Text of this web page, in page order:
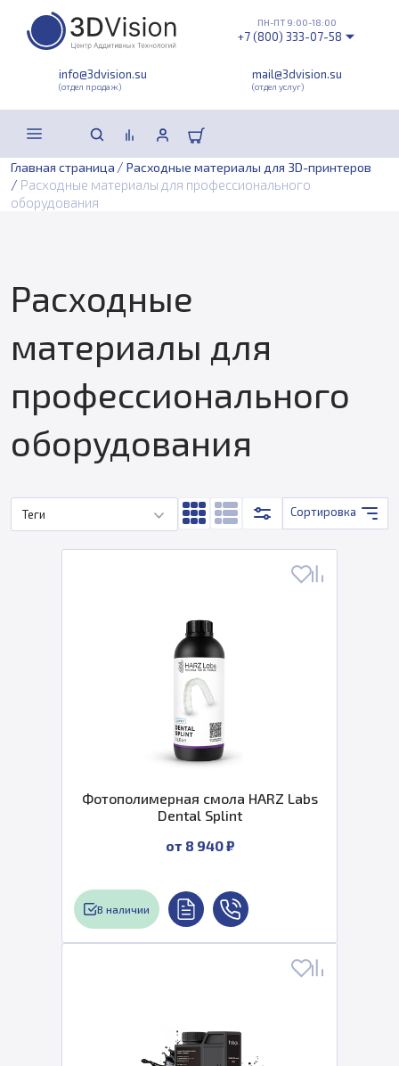
info@3dvision.su
(отдел продаж)
mail@3dvision.su
(отдел услуг)
ПН-ПТ 9:00-18:00
+7 (800) 333-07-58
Главная страница / Расходные материалы для 3D-принтеров
/ Расходные материалы для профессионального
оборудования
Расходные
материалы для
профессионального
оборудования
Теги Сортировка
Фотополимерная смола HARZ Labs
Dental Splint
от 8 940 ₽
В наличии